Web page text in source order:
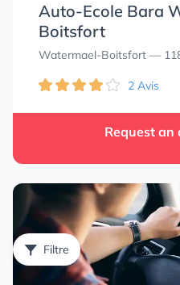
Auto-Ecole Bara
Boitsfort
Watermael-Boitsfort —
2 Avis
Request
Filtre